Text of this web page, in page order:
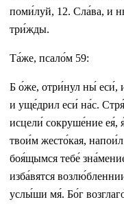
поми́луй, 12. Сла́ва, и
три́жды.
Та́же, псало́м 59:
Б о́же, отри́нул ны́ еси́,
и уще́дрил еси́ на́с.
исцели́ сокруше́ние ея́,
твои́м жесто́кая,
боя́щымся тебе́
изба́вятся
услы́ши мя́. Бо́г